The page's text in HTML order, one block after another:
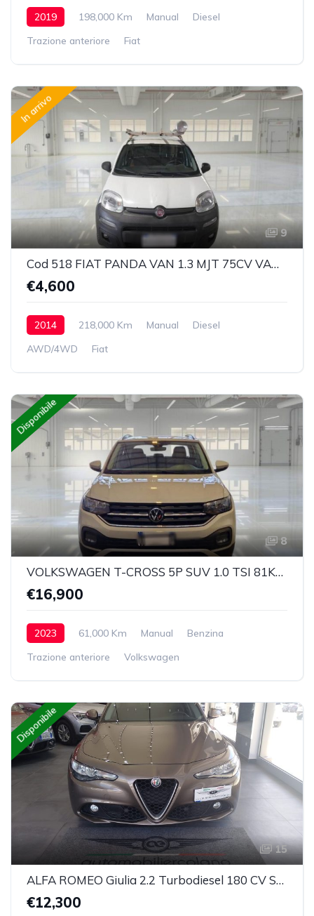
2019 198,000 Km Manual
Diesel
Trazione anteriore
Fiat
In arrivo
9
Cod 518 FIAT PANDA VAN 1.3 MJT 75CV VAN CLIMBING 4X4 2P.POP
€4,600
2014 218,000 Km Manual
Diesel
AWD/4WD
Fiat
Disponibile
8
VOLKSWAGEN T-CROSS 5P SUV 1.0 TSI 81KW STYLE E6D
€16,900
2023 61,000 Km Manual
Benzina
Trazione anteriore
Volkswagen
Disponibile
15
ALFA ROMEO Giulia 2.2 Turbodiesel 180 CV Super
€12,300